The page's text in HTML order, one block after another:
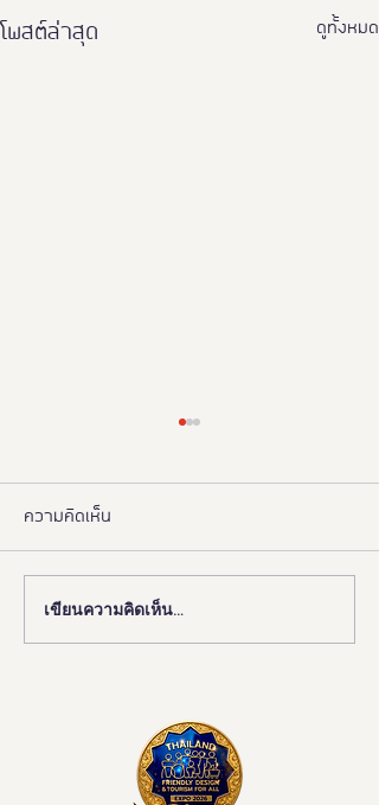
โพสต์ล่าสุด ดูทั้งหมด
📰 “ห้องสุขาเพื่อทุกคน” เปิด
ตัวนวัตกรรมเฟรนด์ลี่ดีไซน์
เข้าถึงบริการสาธารณะ
อย่างเท่าเทียม
ความคิดเห็น
เขียนความคิดเห็น…